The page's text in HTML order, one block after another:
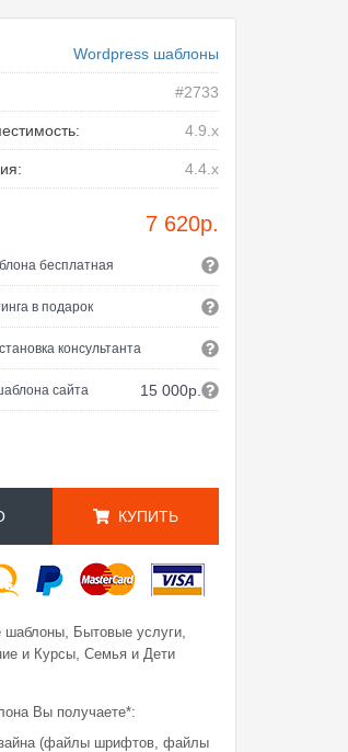
Wordpress шаблоны
#2733
4.9.x
4.4.x
7 620р.
бесплатная
в подарок
консультанта
сайта 15 000р.
КУПИТЬ
шаблоны, Бытовые услуги,
и Курсы, Семья и Дети
Вы получаете*:
(файлы шрифтов, файлы